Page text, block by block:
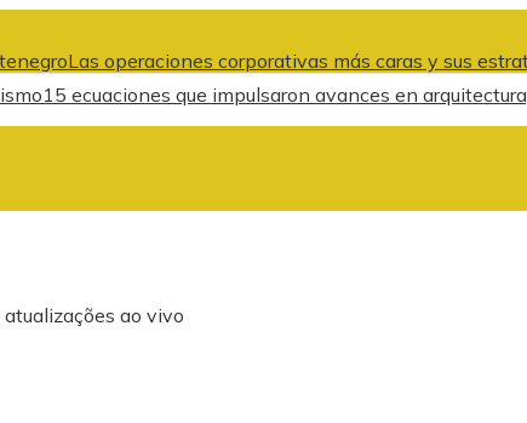
Las operaciones corporativas más caras y sus
15 ecuaciones que impulsaron avances en
ao vivo